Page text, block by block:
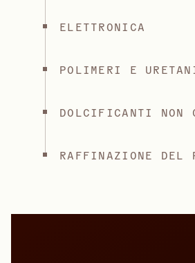
ELETTRONICA
POLIMERI E
DOLCIFICANTI NON
RAFFINAZIONE DEL